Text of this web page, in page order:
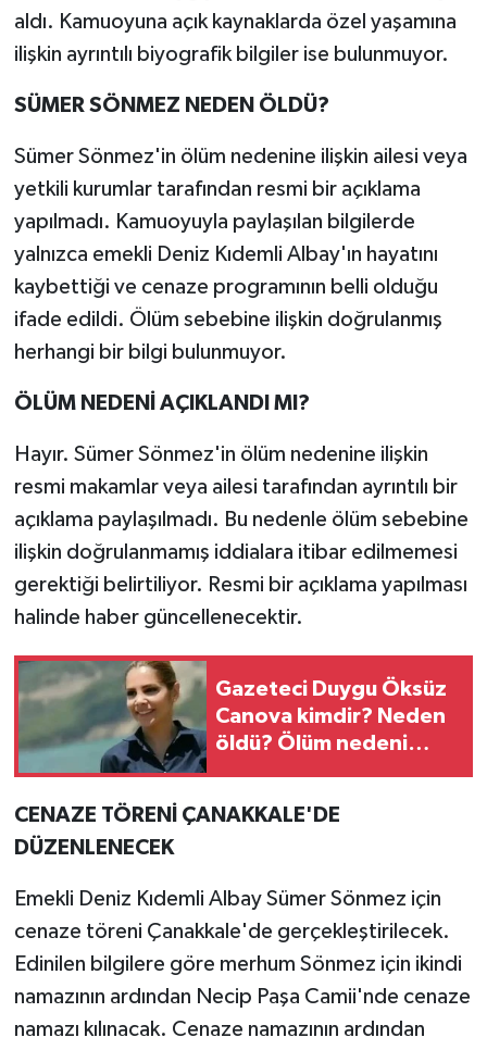
aldı. Kamuoyuna açık kaynaklarda özel yaşamına
ilişkin ayrıntılı biyografik bilgiler ise bulunmuyor.
SÜMER SÖNMEZ NEDEN ÖLDÜ?
Sümer Sönmez'in ölüm nedenine ilişkin ailesi veya
yetkili kurumlar tarafından resmi bir açıklama
yapılmadı. Kamuoyuyla paylaşılan bilgilerde
yalnızca emekli Deniz Kıdemli Albay'ın hayatını
kaybettiği ve cenaze programının belli olduğu
ifade edildi. Ölüm sebebine ilişkin doğrulanmış
herhangi bir bilgi bulunmuyor.
ÖLÜM NEDENİ AÇIKLANDI MI?
Hayır. Sümer Sönmez'in ölüm nedenine ilişkin
resmi makamlar veya ailesi tarafından ayrıntılı bir
açıklama paylaşılmadı. Bu nedenle ölüm sebebine
ilişkin doğrulanmamış iddialara itibar edilmemesi
gerektiği belirtiliyor. Resmi bir açıklama yapılması
halinde haber güncellenecektir.
Gazeteci Duygu Öksüz
Canova kimdir? Neden
öldü? Ölüm nedeni
CENAZE TÖRENİ ÇANAKKALE'DE
DÜZENLENECEK
Emekli Deniz Kıdemli Albay Sümer Sönmez için
cenaze töreni Çanakkale'de gerçekleştirilecek.
Edinilen bilgilere göre merhum Sönmez için ikindi
namazının ardından Necip Paşa Camii'nde cenaze
namazı kılınacak. Cenaze namazının ardından